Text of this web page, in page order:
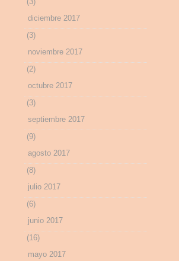
diciembre 2017
(3)
noviembre 2017
(2)
octubre 2017
(3)
septiembre 2017
(9)
agosto 2017
(8)
julio 2017
(6)
junio 2017
(16)
mayo 2017